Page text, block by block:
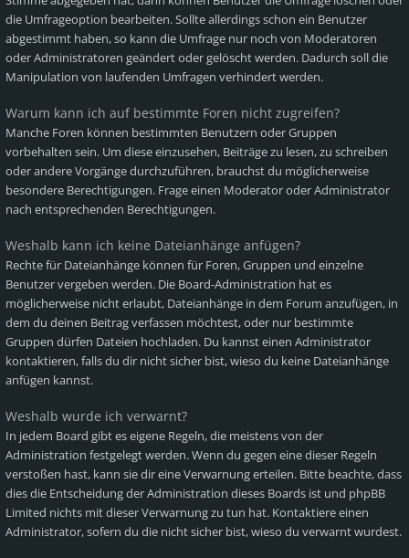
die Umfrageoption bearbeiten. Sollte allerdings schon ein Benutzer
abgestimmt haben, so kann die Umfrage nur noch von Moderatoren
oder Administratoren geändert oder gelöscht werden. Dadurch soll die
Manipulation von laufenden Umfragen verhindert werden.
Warum kann ich auf bestimmte Foren nicht zugreifen?
Manche Foren können bestimmten Benutzern oder Gruppen
vorbehalten sein. Um diese einzusehen, Beiträge zu lesen, zu schreiben
oder andere Vorgänge durchzuführen, brauchst du möglicherweise
besondere Berechtigungen. Frage einen Moderator oder Administrator
nach entsprechenden Berechtigungen.
Weshalb kann ich keine Dateianhänge anfügen?
Rechte für Dateianhänge können für Foren, Gruppen und einzelne
Benutzer vergeben werden. Die Board-Administration hat es
möglicherweise nicht erlaubt, Dateianhänge in dem Forum anzufügen, in
dem du deinen Beitrag verfassen möchtest, oder nur bestimmte
Gruppen dürfen Dateien hochladen. Du kannst einen Administrator
kontaktieren, falls du dir nicht sicher bist, wieso du keine Dateianhänge
anfügen kannst.
Weshalb wurde ich verwarnt?
In jedem Board gibt es eigene Regeln, die meistens von der
Administration festgelegt werden. Wenn du gegen eine dieser Regeln
verstoßen hast, kann sie dir eine Verwarnung erteilen. Bitte beachte, dass
dies die Entscheidung der Administration dieses Boards ist und phpBB
Limited nichts mit dieser Verwarnung zu tun hat. Kontaktiere einen
Administrator, sofern du die nicht sicher bist, wieso du verwarnt wurdest.